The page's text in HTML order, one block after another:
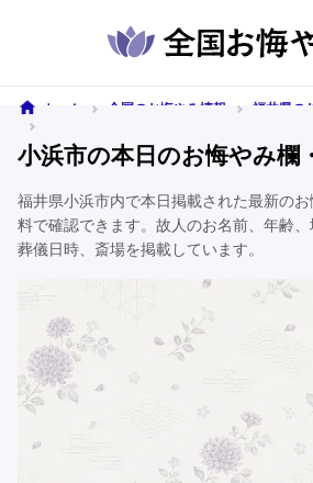
ホーム 全国のお悔やみ情報
福井県の
小浜市の本日のお悔やみ欄
福井県小浜市内で本日掲載された最新の
料で確認できます。故人のお名前、年齢、
葬儀日時、斎場を掲載しています。